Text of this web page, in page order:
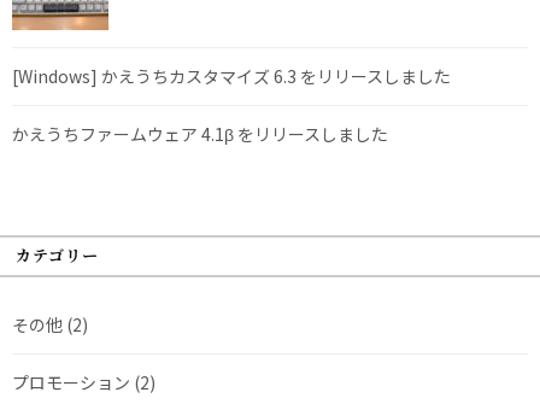
[Windows] かえうちカスタマイズ 6.3 をリリースしました
かえうちファームウェア 4.1β をリリースしました
カテゴリー
その他 (2)
プロモーション (2)